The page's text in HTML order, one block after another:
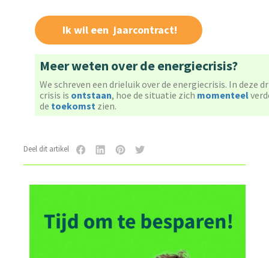
Ik wil een jaarcontract!
Meer weten over de energiecrisis?
We schreven een drieluik over de energiecrisis. In deze
crisis is ontstaan, hoe de situatie zich momenteel
de toekomstzien.
Deel dit artikel